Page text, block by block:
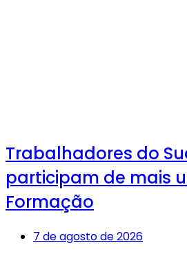
Trabalhadores do
participam de mais
Formação
7 de agosto de 2026